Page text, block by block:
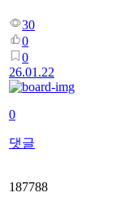
30
0
0
26.01.22
0
댓글
187788